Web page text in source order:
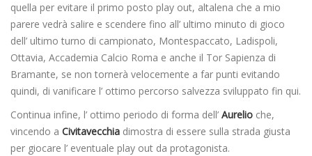
quella per evitare il primo posto play out, altalena che a mio
parere vedrà salire e scendere fino all’ ultimo minuto di gioco
dell’ ultimo turno di campionato, Montespaccato, Ladispoli,
Ottavia, Accademia Calcio Roma e anche il Tor Sapienza di
Bramante, se non tornerà velocemente a far punti evitando
quindi, di vanificare l’ ottimo percorso salvezza sviluppato fin qui.
Continua infine, l’ ottimo periodo di forma dell’ Aurelio che,
vincendo a Civitavecchia dimostra di essere sulla strada giusta
per giocare l’ eventuale play out da protagonista.